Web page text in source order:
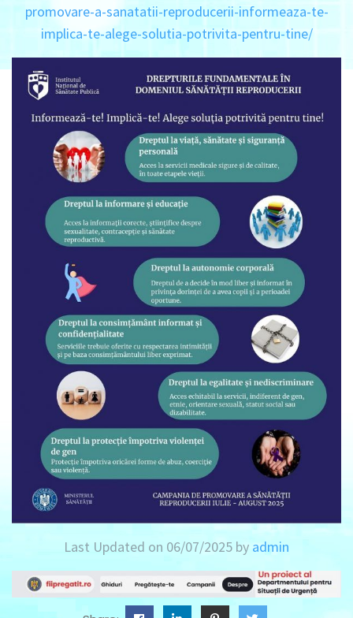
promovare-a-sanatatii-reproducerii-informeaza-te-
implica-te-alege-solutia-potrivita-pentru-tine/
Last Updated on 06/07/2025 by admin